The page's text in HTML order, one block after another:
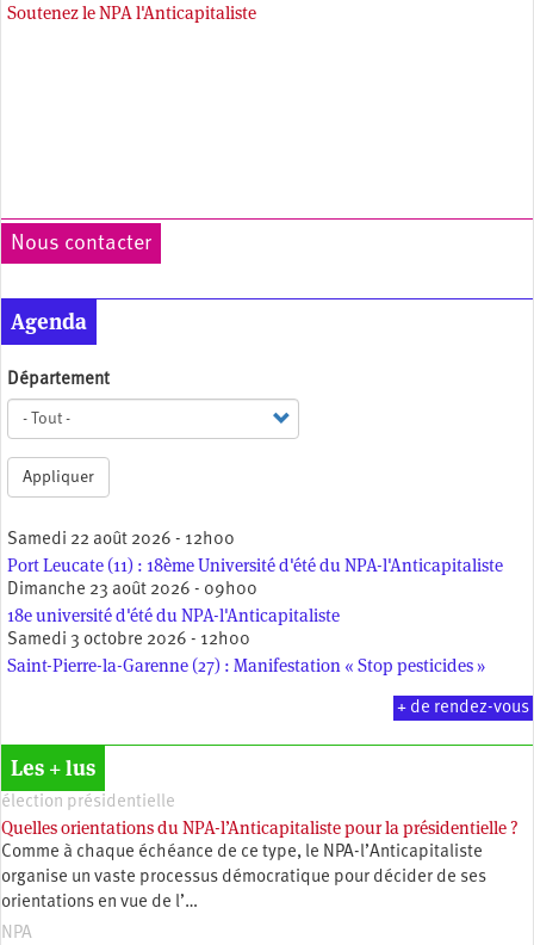
Soutenez le NPA l'Anticapitaliste
Nous contacter
Agenda
Département
Appliquer
Samedi 22 août 2026 - 12h00
Port Leucate (11) : 18ème Université d'été du NPA-l'Anticapitaliste
Dimanche 23 août 2026 - 09h00
18e université d'été du NPA-l'Anticapitaliste
Samedi 3 octobre 2026 - 12h00
Saint-Pierre-la-Garenne (27) : Manifestation « Stop pesticides »
+ de rendez-vous
Les + lus
élection présidentielle
Quelles orientations du NPA-l’Anticapitaliste pour la présidentielle ?
Comme à chaque échéance de ce type, le NPA-l’Anticapitaliste
organise un vaste processus démocratique pour décider de ses
orientations en vue de l’…
NPA